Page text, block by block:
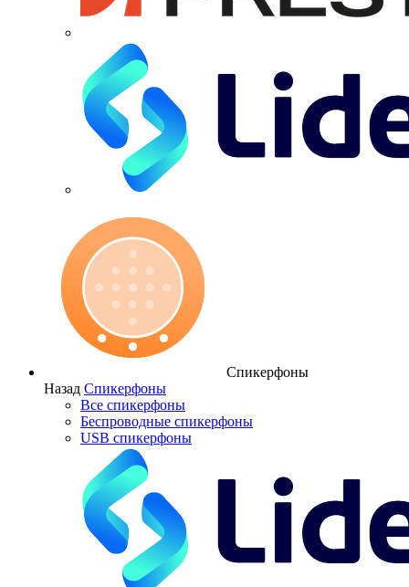
Спикерфоны
Назад Спикерфоны
Все спикерфоны
Беспроводные спикерфоны
USB спикерфоны